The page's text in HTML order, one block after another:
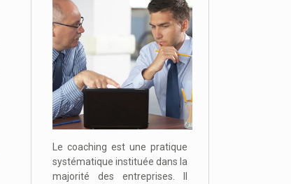
Le coaching est une pratique
systématique instituée dans la
majorité des entreprises. Il